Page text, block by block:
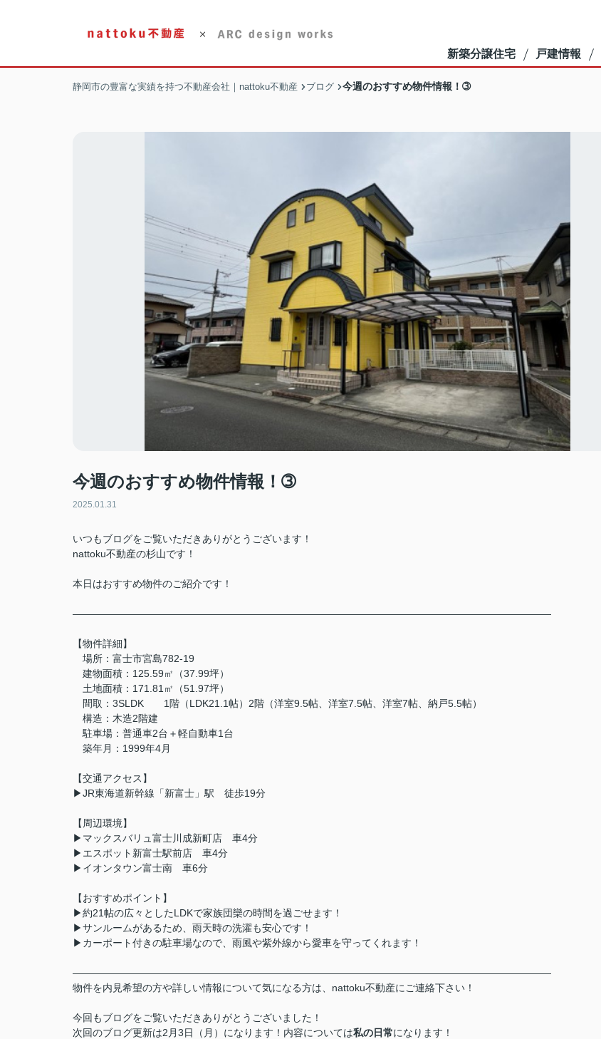
新築分譲住宅 戸建情報
静岡市の豊富な実績を持つ不動産会社｜nattoku不動産 ブログ 今週のおすすめ物件情報！➂
今週のおすすめ物件情報！➂
2025.01.31
いつもブログをご覧いただきありがとうございます！
nattoku不動産の杉山です！
本日はおすすめ物件のご紹介です！
――――――――――――――――――――――――――――――――――――――――――――――――
【物件詳細】
場所：富士市宮島782-19
建物面積：125.59㎡（37.99坪）
土地面積：171.81㎡（51.97坪）
間取：3SLDK 1階（LDK21.1帖）2階（洋室9.5帖、洋室7.5帖、洋室7帖、納戸5.5帖）
構造：木造2階建
駐車場：普通車2台＋軽自動車1台
築年月：1999年4月
【交通アクセス】
▶JR東海道新幹線「新富士」駅 徒歩19分
【周辺環境】
▶マックスバリュ富士川成新町店 車4分
▶エスポット新富士駅前店 車4分
▶イオンタウン富士南 車6分
【おすすめポイント】
▶約21帖の広々としたLDKで家族団欒の時間を過ごせます！
▶サンルームがあるため、雨天時の洗濯も安心です！
▶カーポート付きの駐車場なので、雨風や紫外線から愛車を守ってくれます！
――――――――――――――――――――――――――――――――――――――――――――――――
物件を内見希望の方や詳しい情報について気になる方は、nattoku不動産にご連絡下さい！
今回もブログをご覧いただきありがとうございました！
次回のブログ更新は2月3日（月）になります！内容については私の日常になります！